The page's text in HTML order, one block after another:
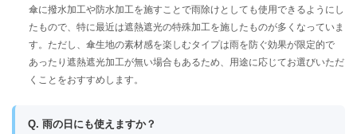
傘に撥水加工や防水加工を施すことで雨除けとしても使用できるようにし
たもので、特に最近は遮熱遮光の特殊加工を施したものが多くなっていま
す。ただし、傘生地の素材感を楽しむタイプは雨を防ぐ効果が限定的で
あったり遮熱遮光加工が無い場合もあるため、用途に応じてお選びいただ
くことをおすすめします。
Q. 雨の日にも使えますか？